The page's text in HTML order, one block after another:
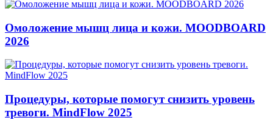
Омоложение мышц лица и кожи. MOODBOARD
2026
Процедуры, которые помогут снизить уровень
тревоги. MindFlow 2025